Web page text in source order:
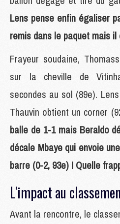
Lens pense enfin égaliser
remis dans le paquet mais
Frayeur soudaine,
sur la cheville de
secondes au sol (89e).
Thauvin obtient un corner
balle de 1-1 mais Beraldo
décale Mbaye qui envoie
barre (0-2, 93e) ! Quelle
L'impact au
Avant la rencontre, le